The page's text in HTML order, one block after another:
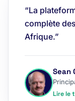
“La
complète
Afrique.”
Sean
Lire le